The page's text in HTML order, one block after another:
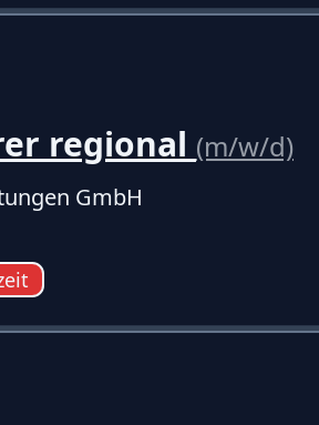
regional (m/w/d)
GmbH